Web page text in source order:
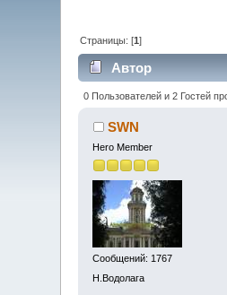
Страницы: [1]
Автор
0 Пользователей и 2 Гостей
SWN
Hero Member
Сообщений: 1767
Н.Водолага